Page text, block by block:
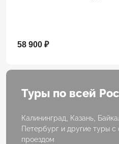
58 900 ₽
Туры по всей
Калининград, Казань,
Петербург и другие туры с
проездом